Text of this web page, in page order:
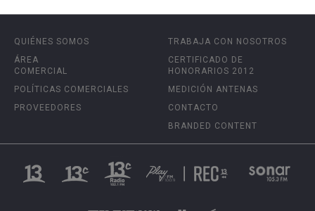
QUIÉNES SOMOS
ÁREA
COMERCIAL
POLÍTICAS COMERCIALES
PROVEEDORES
TRABAJA CON NOSOTROS
CERTIFICADO DE
HONORARIOS 2012
MEDICIÓN ANTENAS
CONTACTO
BRANDED CONTENT